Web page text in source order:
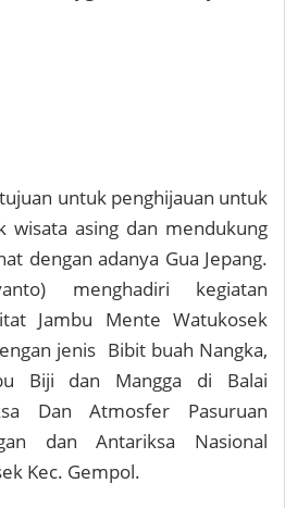
untuk penghijauan untuk
wisata asing dan mendukung
dengan adanya Gua Jepang.
menghadiri kegiatan
Jambu Mente Watukosek
jenis Bibit buah Nangka,
Biji dan Mangga di Balai
Dan Atmosfer Pasuruan
dan Antariksa Nasional
Kec. Gempol.